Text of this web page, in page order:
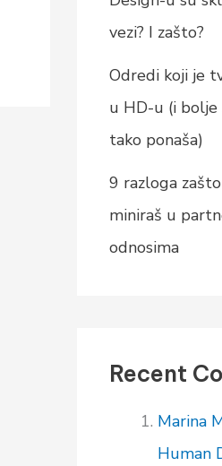
vezi? I zašto?
Odredi koji je
u HD-u (i bolje
tako ponaša)
9 razloga
miniraš u
odnosima
Recent
Marina
Human